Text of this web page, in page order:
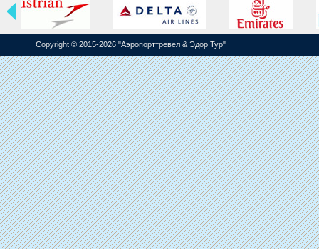
Copyright © 2015-2026 "Аэропорттревел & Эдор Тур"